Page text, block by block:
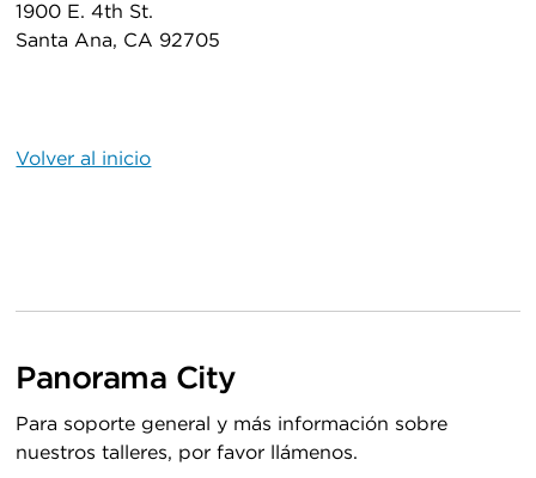
1900 E. 4th St.
Santa Ana, CA 92705
Volver al inicio
Panorama City
Para soporte general y más información sobre
nuestros talleres, por favor llámenos.